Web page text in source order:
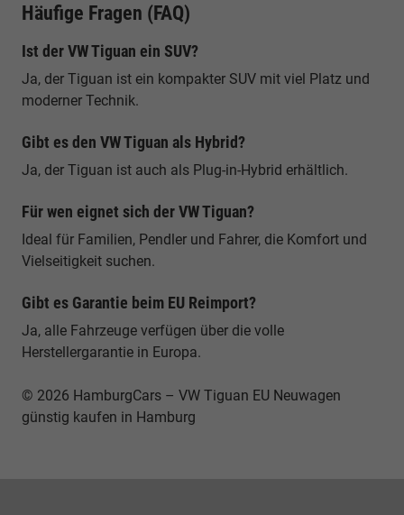
Häufige Fragen (FAQ)
Ist der VW Tiguan ein SUV?
Ja, der Tiguan ist ein kompakter SUV mit viel Platz und
moderner Technik.
Gibt es den VW Tiguan als Hybrid?
Ja, der Tiguan ist auch als Plug-in-Hybrid erhältlich.
Für wen eignet sich der VW Tiguan?
Ideal für Familien, Pendler und Fahrer, die Komfort und
Vielseitigkeit suchen.
Gibt es Garantie beim EU Reimport?
Ja, alle Fahrzeuge verfügen über die volle
Herstellergarantie in Europa.
© 2026 HamburgCars – VW Tiguan EU Neuwagen
günstig kaufen in Hamburg